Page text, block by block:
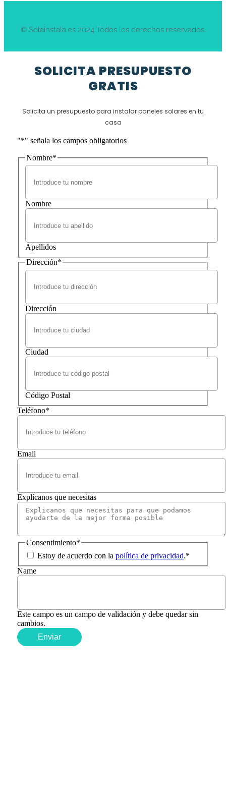
© Solainstala.es 2024 Todos los derechos reservados.
SOLICITA PRESUPUESTO
GRATIS
Solicita un presupuesto para instalar paneles solares en tu
casa
"*" señala los campos obligatorios
Nombre*
Nombre
Apellidos
Dirección*
Dirección
Ciudad
Código Postal
Teléfono*
Email
Explícanos que necesitas
Consentimiento*
Estoy de acuerdo con la política de privacidad.*
Name
Este campo es un campo de validación y debe quedar sin
cambios.